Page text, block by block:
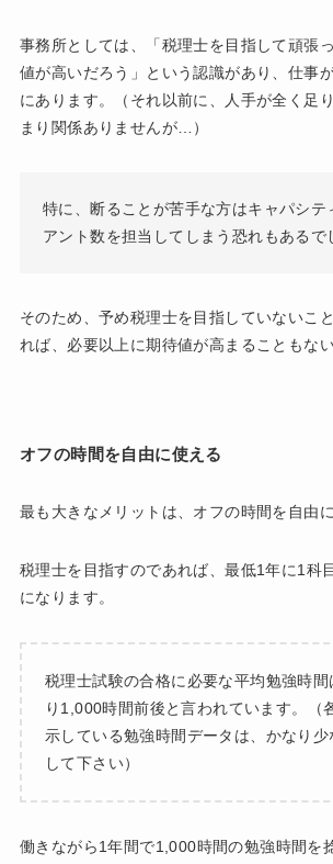
事務所としては、「税理士を目指して頑張
値が高いだろう」という認識があり、仕事
にあります。（それ以前に、人手が全く足
まり関係ありませんが…）
特に、断ることが苦手な方はキャパシテ
アント数を担当してしまう恐れもあるで
そのため、予め税理士を目指していないこ
れば、必要以上に期待値が高まることもない
オフの時間を自由に使える
最も大きなメリットは、オフの時間を自由
税理士を目指すのであれば、最低1年に1科
になります。
税理士試験の合格に必要な平均勉強時間
り1,000時間前後と言われています。（
示している勉強時間データは、かなり
して下さい）
働きながら1年間で1,000時間の勉強時間を